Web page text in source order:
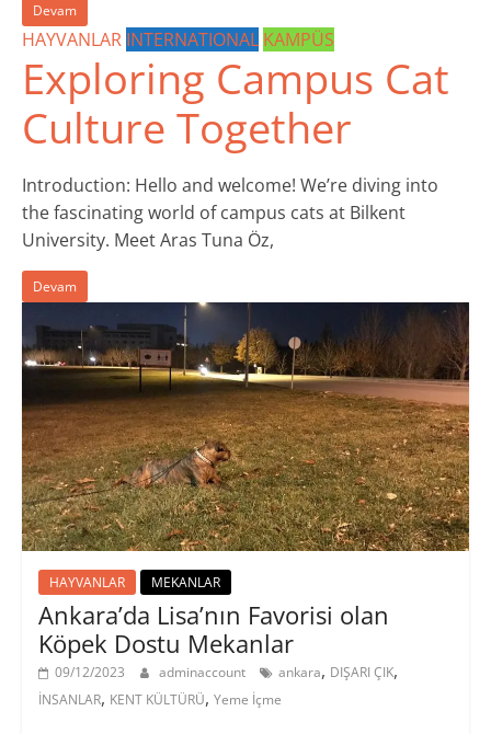
Devam
HAYVANLAR INTERNATIONAL KAMPÜS
Exploring Campus Cat
Culture Together
Introduction: Hello and welcome! We’re diving into
the fascinating world of campus cats at Bilkent
University. Meet Aras Tuna Öz,
Devam
HAYVANLAR MEKANLAR
Ankara’da Lisa’nın Favorisi olan
Köpek Dostu Mekanlar
09/12/2023 adminaccount ankara, DIŞARI ÇIK,
İNSANLAR, KENT KÜLTÜRÜ, Yeme İçme